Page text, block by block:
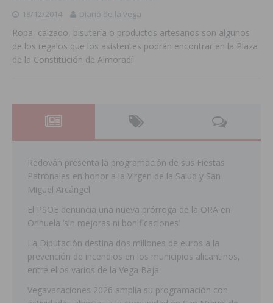
18/12/2014 Diario de la vega
Ropa, calzado, bisutería o productos artesanos son algunos
de los regalos que los asistentes podrán encontrar en la Plaza
de la Constitución de Almoradí
Redován presenta la programación de sus Fiestas
Patronales en honor a la Virgen de la Salud y San
Miguel Arcángel
El PSOE denuncia una nueva prórroga de la ORA en
Orihuela ‘sin mejoras ni bonificaciones’
La Diputación destina dos millones de euros a la
prevención de incendios en los municipios alicantinos,
entre ellos varios de la Vega Baja
Vegavacaciones 2026 amplía su programación con